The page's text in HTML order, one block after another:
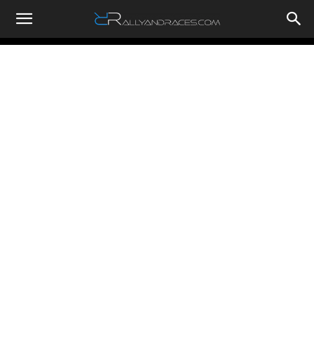
RallyandRaces.com